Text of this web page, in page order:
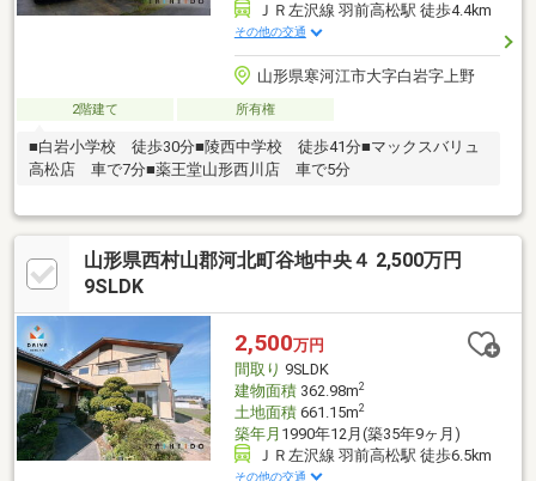
ＪＲ左沢線 羽前高松駅 徒歩4.4km
その他の交通
山形県寒河江市大字白岩字上野
2階建て 所有権
■白岩小学校 徒歩30分■陵西中学校 徒歩41分■マックスバリュ
高松店 車で7分■薬王堂山形西川店 車で5分
山形県西村山郡河北町谷地中央４ 2,500万円
9SLDK
2,500万円
間取り 9SLDK
建物面積362.98m2
土地面積661.15m2
築年月 1990年12月(築35年9ヶ月)
ＪＲ左沢線 羽前高松駅 徒歩6.5km
その他の交通